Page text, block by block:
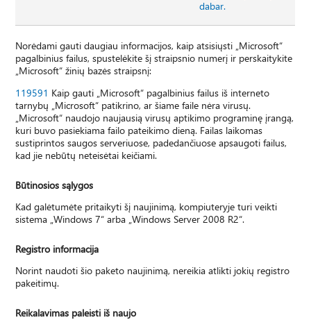
dabar.
Norėdami gauti daugiau informacijos, kaip atsisiųsti „Microsoft“
pagalbinius failus, spustelėkite šį straipsnio numerį ir perskaitykite
„Microsoft“ žinių bazės straipsnį:
119591 Kaip gauti „Microsoft“ pagalbinius failus iš interneto
tarnybų „Microsoft“ patikrino, ar šiame faile nėra virusų.
„Microsoft“ naudojo naujausią virusų aptikimo programinę įrangą,
kuri buvo pasiekiama failo pateikimo dieną. Failas laikomas
sustiprintos saugos serveriuose, padedančiuose apsaugoti failus,
kad jie nebūtų neteisėtai keičiami.
Būtinosios sąlygos
Kad galėtumėte pritaikyti šį naujinimą, kompiuteryje turi veikti
sistema „Windows 7“ arba „Windows Server 2008 R2“.
Registro informacija
Norint naudoti šio paketo naujinimą, nereikia atlikti jokių registro
pakeitimų.
Reikalavimas paleisti iš naujo